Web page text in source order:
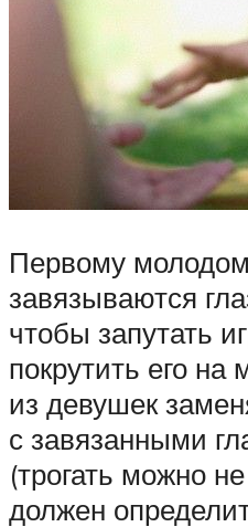
Первому
завязываются
чтобы запутать
покрутить его на
из девушек
с завязанными
(трогать можно
должен